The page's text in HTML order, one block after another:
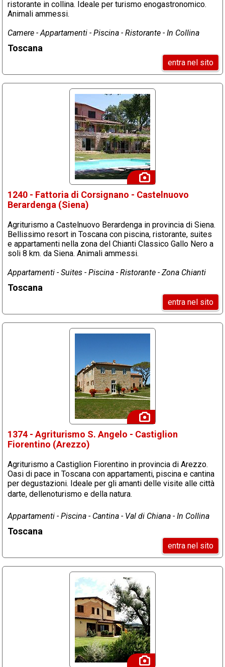
ristorante in collina. Ideale per turismo enogastronomico.
Animali ammessi.
Camere - Appartamenti - Piscina - Ristorante - In Collina
Toscana
entra nel sito
1240 - Fattoria di Corsignano - Castelnuovo
Berardenga (Siena)
Agriturismo a Castelnuovo Berardenga in provincia di Siena.
Bellissimo resort in Toscana con piscina, ristorante, suites
e appartamenti nella zona del Chianti Classico Gallo Nero a
soli 8 km. da Siena. Animali ammessi.
Appartamenti - Suites - Piscina - Ristorante - Zona Chianti
Toscana
entra nel sito
1374 - Agriturismo S. Angelo - Castiglion
Fiorentino (Arezzo)
Agriturismo a Castiglion Fiorentino in provincia di Arezzo.
Oasi di pace in Toscana con appartamenti, piscina e cantina
per degustazioni. Ideale per gli amanti delle visite alle città
darte, dellenoturismo e della natura.
Appartamenti - Piscina - Cantina - Val di Chiana - In Collina
Toscana
entra nel sito